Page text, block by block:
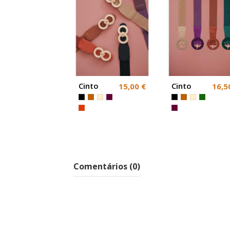
Cinto
Elástico
15,00 €
Cinto
Elástico
Comentários (0)